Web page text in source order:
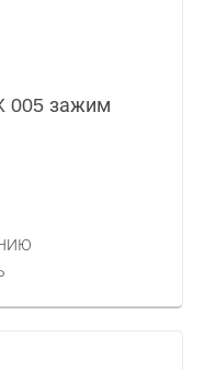
005 зажим